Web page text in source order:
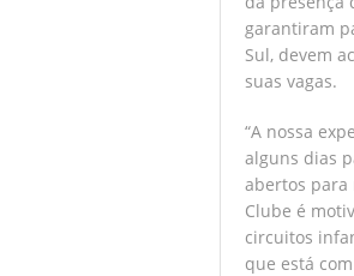
garantiram
Sul, devem
suas vagas.
“A nossa
alguns dias
abertos para
Clube é
circuitos
que está